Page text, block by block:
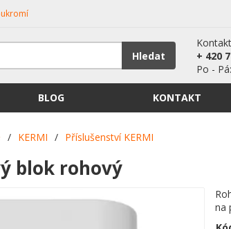
Hledat
+ 420
Po -
BLOG KONTAKT
/ KERMI / Příslušenství KERMI
blok rohový
na